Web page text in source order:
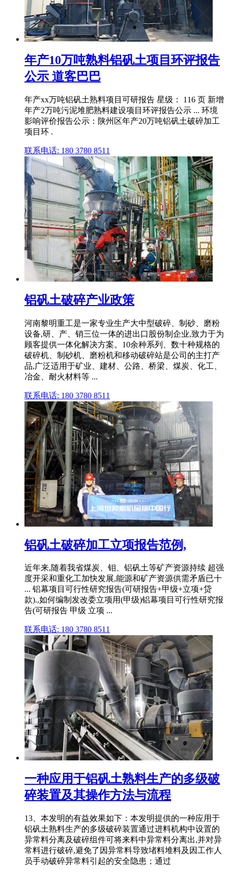
年产10万吨熟料铝矾土项目环评报告
公示 道客巴巴
年产xx万吨铝矾土熟料项目可研报告 星级： 116 页 新增
年产2万吨污泥堆肥熟料建设项目环评报告公示 ... 环境
影响评价报告公示：陕州区年产20万吨铝矾土破碎加工
项目环 .
联系电话: 180 3780 8511
铝矾土破碎产业政策
河南黎明重工是一家专业生产大中型破碎、制砂、磨粉
设备,研、产、销三位一体的进出口股份制企业,致力于为
顾客提供一体化解决方案。10余种系列、数十种规格的
破碎机、制砂机、磨粉机和移动破碎站是公司的主打产
品,广泛适用于矿业、建材、公路、桥梁、煤炭、化工、
冶金、耐火材料等 ...
联系电话: 180 3780 8511
铝矾土破碎加工立项报告范例,
近年来,随着我省煤炭、钼、铝矾土等矿产资源持续 超强
度开采和重化工加快发展,能源和矿产资源供需矛盾已十
... 铝幕项目可行性研究报告(可研报告+甲级+立项+贷
款).,如何编制发改委立项用(甲级)铝幕项目可行性研究报
告(可研报告 甲级 立项 ...
联系电话: 180 3780 8511
一种应用于铝矾土熟料生产的多级破
碎装置及其操作方法与流程
13、本发明的有益效果如下：本发明提供的一种应用于
铝矾土熟料生产的多级破碎装置通过进料机构中设置的
异常料分离及破碎组件可将来料中异常料分离出,并对异
常料进行破碎,避免了因异常料导致堵料堆料及因工作人
员手动破碎异常料引起的安全隐患；通过